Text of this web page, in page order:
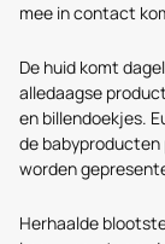
mee in contact
De huid komt
alledaagse
en billendoekjes.
de
worden
Herhaalde